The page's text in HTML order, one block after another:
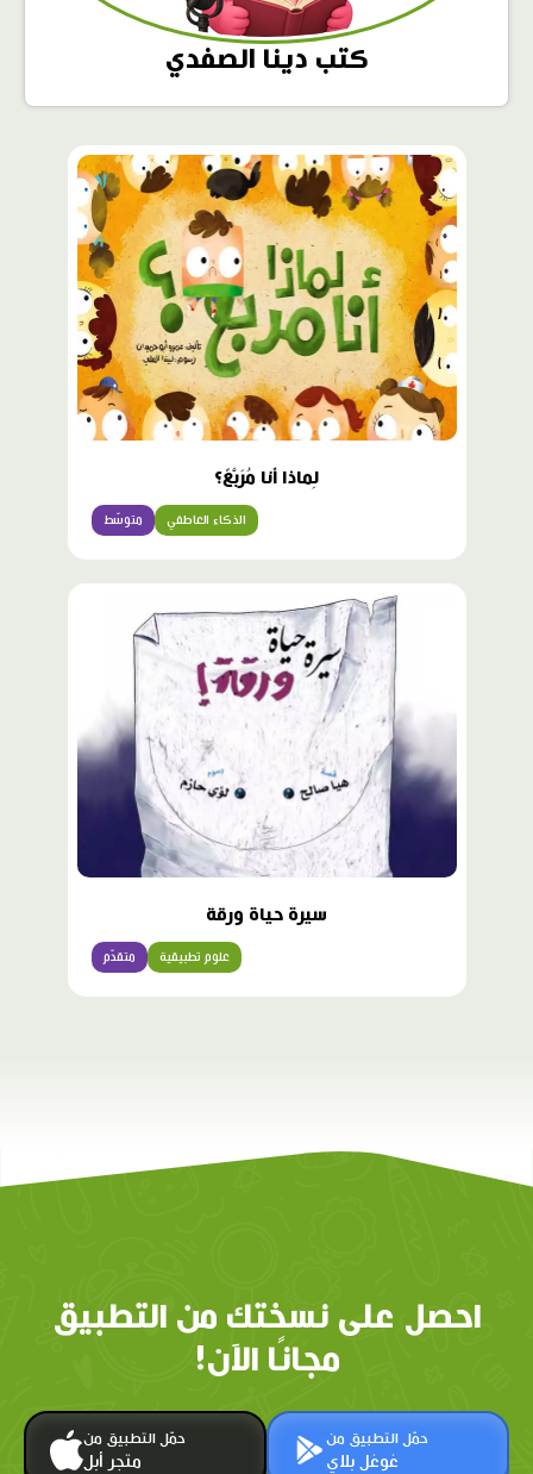
كتب دينا الصفدي
لِماذا أَنا مُرَبَّعٌ؟
متوسّط الذكاء العاطفي
سيرة حياة ورقة
متقدّم علوم تطبيقية
احصل على نسختك من التطبيق
مجانًا الآن!
حمّل التطبيق من
متجر أبل
حمّل التطبيق من
غوغل بلاي